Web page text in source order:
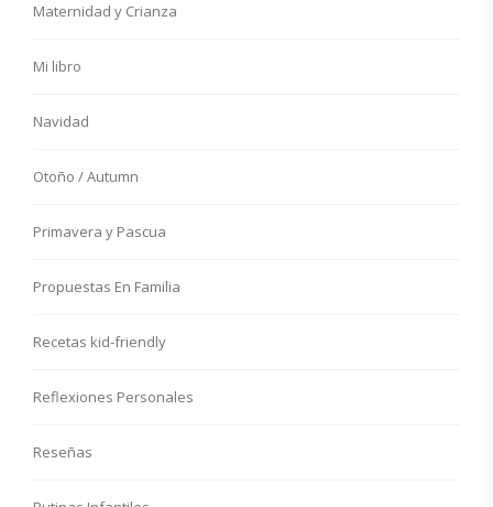
Maternidad y Crianza
Mi libro
Navidad
Otoño / Autumn
Primavera y Pascua
Propuestas En Familia
Recetas kid-friendly
Reflexiones Personales
Reseñas